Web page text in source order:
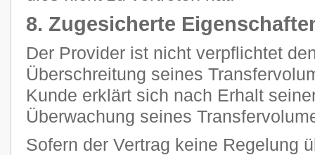
8. Zugesicherte
Der Provider ist nicht verpflichtet
Überschreitung seines
Kunde erklärt sich nach Erhalt
Überwachung seines
Sofern der Vertrag keine Regelung